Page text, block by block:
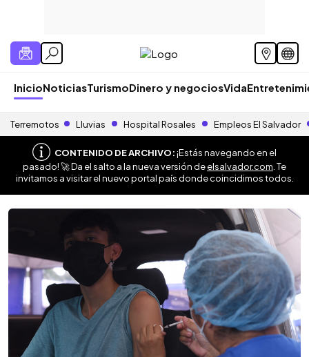
InicioNoticiasTurismoDinero y negociosVida
Terremotos Lluvias Hospital Rosales Empleos El Salvador
CONTENIDO DE ARCHIVO:¡Estás navegando en el
pasado! 🚀 Da el salto a la nueva versión deelsalvador.com . Te
invitamos a visitar el nuevo portal país donde coincidimos todos.